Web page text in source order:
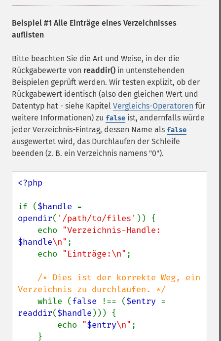
Beispiel #1 Alle Einträge eines Verzeichnisses
auflisten
Bitte beachten Sie die Art und Weise, in der die
Rückgabewerte von readdir() in untenstehenden
Beispielen geprüft werden. Wir testen explizit, ob der
Rückgabewert identisch (also den gleichen Wert und
Datentyp hat - siehe Kapitel Vergleichs-Operatoren für
weitere Informationen) zu false ist, andernfalls würde
jeder Verzeichnis-Eintrag, dessen Name als false
ausgewertet wird, das Durchlaufen der Schleife
beenden (z. B. ein Verzeichnis namens "0").
<?php
if ($handle
opendir( '/path/to/files' )) {
    echo
$handle\n" ;
    echo
"Einträge:\n" ;
/* Dies ist der korrekte Weg, ein
Verzeichnis zu durchlaufen. */
while (false !== ($entry
readdir($handle ))) {
        echo
"$entry\n" ;